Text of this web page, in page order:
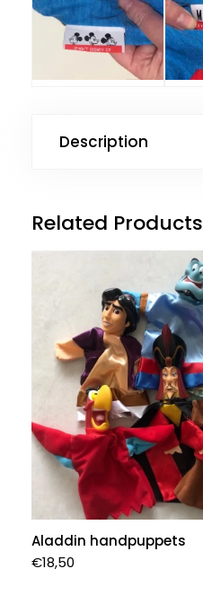
Description
Related Products
Aladdin handpuppets
€18,50